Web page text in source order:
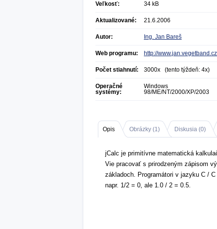
Veľkosť: 34 kB
Aktualizované: 21.6.2006
Autor: Ing. Jan Bareš
Web programu: http://www.jan.vegetband.cz
Počet stiahnutí: 3000x (tento týždeň: 4x)
Operačné
systémy:
Windows
98/ME/NT/2000/XP/2003
Opis Obrázky (1) Diskusia (0)
jCalc je primitívne matematická
Vie pracovať s prirodzeným zápisom
základoch. Programátori v jazyku C /
napr. 1/2 = 0, ale 1.0 / 2 = 0.5.